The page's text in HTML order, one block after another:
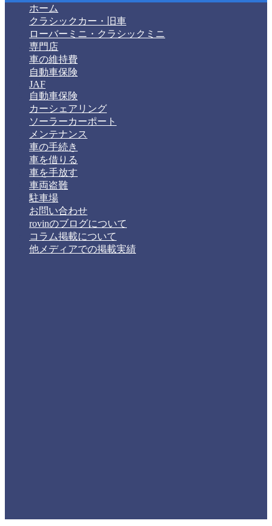
ホーム
クラシックカー・旧車
ローバーミニ・クラシックミニ
専門店
車の維持費
自動車保険
JAF
自動車保険
カーシェアリング
ソーラーカーポート
メンテナンス
車の手続き
車を借りる
車を手放す
車両盗難
駐車場
お問い合わせ
rovinのブログについて
コラム掲載について
他メディアでの掲載実績